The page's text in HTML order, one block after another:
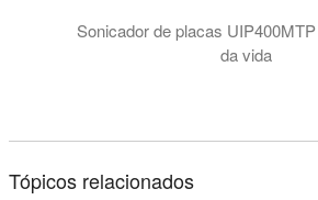
Sonicador de placas
da vida
Tópicos relacionados